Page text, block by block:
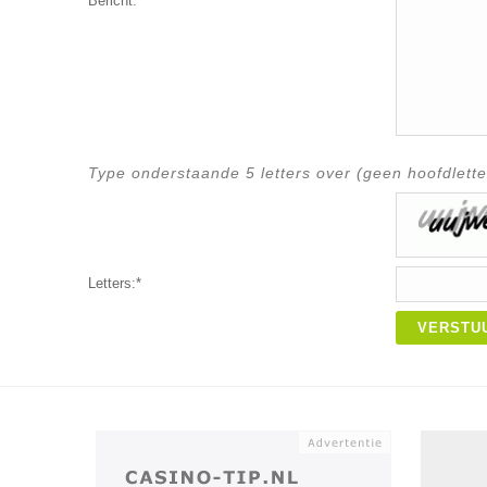
Type onderstaande 5 letters over (geen
Letters:*